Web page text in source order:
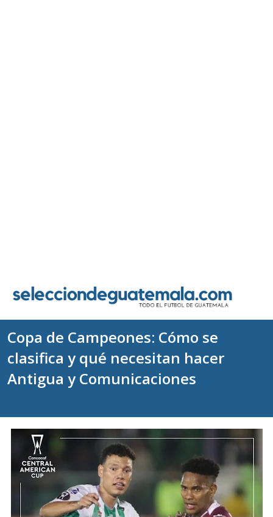
Copa de Campeones: Cómo se
clasifica y qué necesitan hacer
Antigua y Comunicaciones